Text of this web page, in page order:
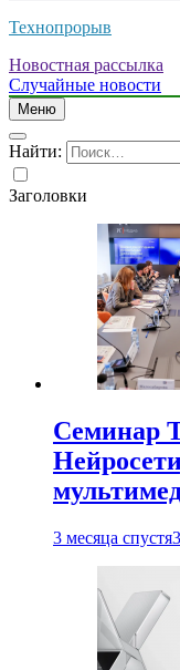
Технопрорыв
Новостная рассылка
Случайные новости
Меню
Найти:
Заголовки
Семинар
3 месяца спустя